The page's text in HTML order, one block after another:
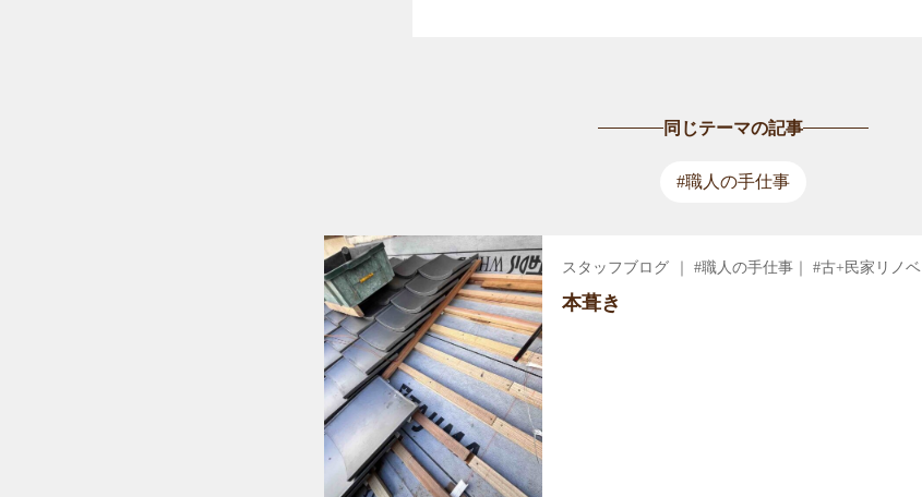
同じテーマの記事
#職人の手仕事
スタッフブログ ｜ #職人の手仕事｜ #古+民家リノベ
本葺き